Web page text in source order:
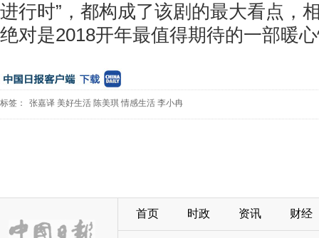
进行时”，都构成了该剧的最大看点，
绝对是2018开年最值得期待的一部暖
标签： 张嘉译 美好生活 陈美琪 情感生活 李小冉
首页 时政 资讯 财经